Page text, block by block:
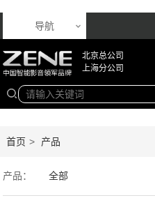
导航
北京总公司
上海分公司
首页 > 产品
产品： 全部